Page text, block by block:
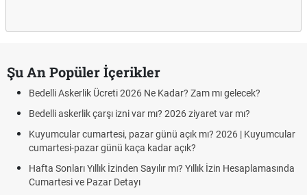
Şu An Popüler İçerikler
Bedelli Askerlik Ücreti 2026 Ne Kadar? Zam mı gelecek?
Bedelli askerlik çarşı izni var mı? 2026 ziyaret var mı?
Kuyumcular cumartesi, pazar günü açık mı? 2026 | Kuyumcular
cumartesi-pazar günü kaça kadar açık?
Hafta Sonları Yıllık İzinden Sayılır mı? Yıllık İzin Hesaplamasında
Cumartesi ve Pazar Detayı